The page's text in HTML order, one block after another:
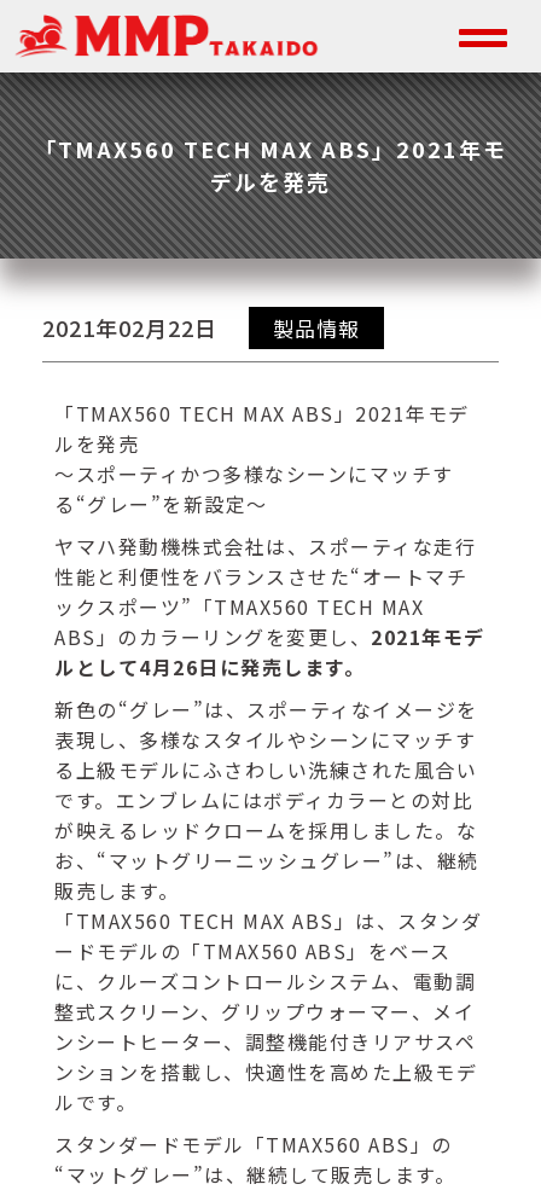
「TMAX560 TECH MAX ABS」2021年モ
デルを発売
2021年02月22日 製品情報
「TMAX560 TECH MAX ABS」2021年モデ
ルを発売
～スポーティかつ多様なシーンにマッチす
る“グレー”を新設定～
ヤマハ発動機株式会社は、スポーティな走行
性能と利便性をバランスさせた“オートマチ
ックスポーツ”「TMAX560 TECH MAX
ABS」のカラーリングを変更し、 2021年モデ
ルとして4月26日に発売します。
新色の“グレー”は、スポーティなイメージを
表現し、多様なスタイルやシーンにマッチす
る上級モデルにふさわしい洗練された風合い
です。エンブレムにはボディカラーとの対比
が映えるレッドクロームを採用しました。な
お、“マットグリーニッシュグレー”は、継続
販売します。
「TMAX560 TECH MAX ABS」は、スタンダ
ードモデルの「TMAX560 ABS」をベース
に、クルーズコントロールシステム、電動調
整式スクリーン、グリップウォーマー、メイ
ンシートヒーター、調整機能付きリアサスペ
ンションを搭載し、快適性を高めた上級モデ
ルです。
スタンダードモデル「TMAX560 ABS」の
“マットグレー”は、継続して販売します。